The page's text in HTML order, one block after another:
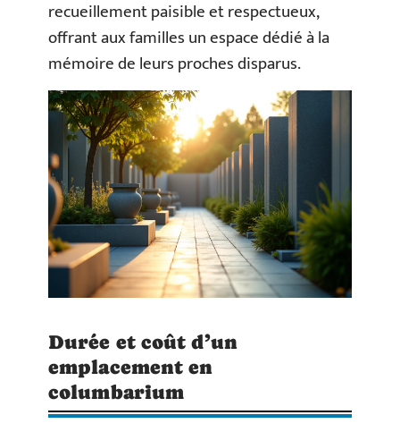
recueillement paisible et respectueux,
offrant aux familles un espace dédié à la
mémoire de leurs proches disparus.
Durée et coût d’un
emplacement en
columbarium